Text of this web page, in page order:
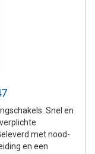
Snel en
met nood-
en een